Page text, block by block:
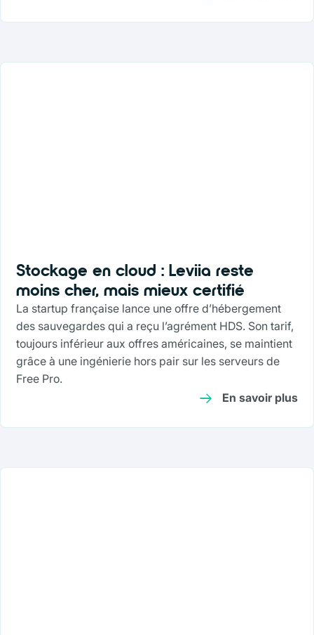
Stockage en cloud : Leviia reste
moins cher, mais mieux certifié
La startup française lance une offre d’hébergement
des sauvegardes qui a reçu l’agrément HDS. Son tarif,
toujours inférieur aux offres américaines, se maintient
grâce à une ingénierie hors pair sur les serveurs de
Free Pro.
En savoir plus